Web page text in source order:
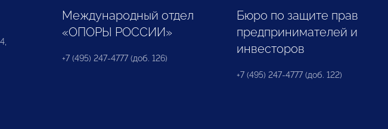
Международный отдел
«ОПОРЫ РОССИИ»
+7 (495) 247-4777 (доб. 126)
Бюро по защите прав
предпринимателей и
инвесторов
+7 (495) 247-4777 (доб. 122)